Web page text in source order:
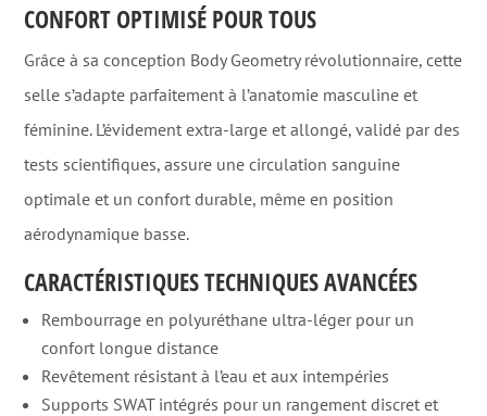
CONFORT OPTIMISÉ POUR TOUS
Grâce à sa conception Body Geometry révolutionnaire, cette
selle s’adapte parfaitement à l’anatomie masculine et
féminine. L’évidement extra-large et allongé, validé par des
tests scientifiques, assure une circulation sanguine
optimale et un confort durable, même en position
aérodynamique basse.
CARACTÉRISTIQUES TECHNIQUES AVANCÉES
Rembourrage en polyuréthane ultra-léger pour un
confort longue distance
Revêtement résistant à l’eau et aux intempéries
Supports SWAT intégrés pour un rangement discret et